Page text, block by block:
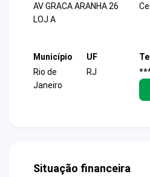
AV GRACA ARANHA 26
LOJ A
Município
Rio de
Janeiro
UF
RJ
Situação financeira